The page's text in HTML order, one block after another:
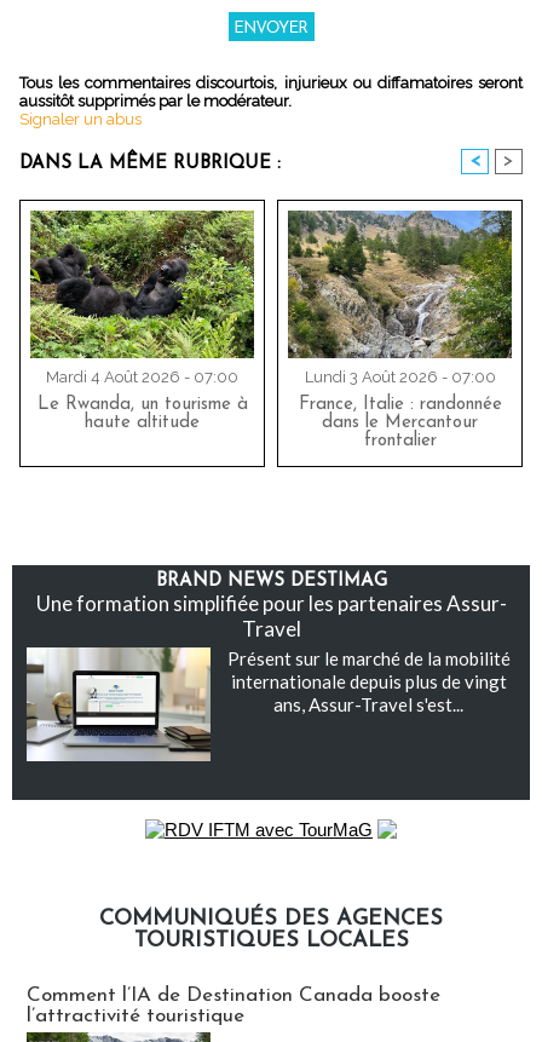
Tous les commentaires discourtois, injurieux ou diffamatoires seront
aussitôt supprimés par le modérateur.
Signaler un abus
DANS LA MÊME RUBRIQUE : < >
Mardi 4 Août 2026 - 07:00
Le Rwanda, un tourisme à
haute altitude
Lundi 3 Août 2026 - 07:00
France, Italie : randonnée
dans le Mercantour
frontalier
BRAND NEWS DESTIMAG
Une formation simplifiée pour les partenaires Assur-
Travel
Présent sur le marché de la mobilité
internationale depuis plus de vingt
ans, Assur-Travel s'est...
COMMUNIQUÉS DES AGENCES
TOURISTIQUES LOCALES
Comment l’IA de Destination Canada booste
l’attractivité touristique